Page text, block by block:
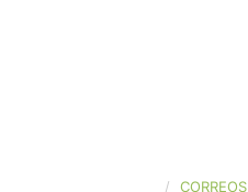
CORREOS